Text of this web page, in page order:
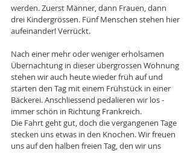
werden. Zuerst Männer, dann Frauen, dann
drei Kindergrössen. Fünf Menschen stehen hier
aufeinander! Verrückt.
Nach einer mehr oder weniger erholsamen
Übernachtung in dieser übergrossen Wohnung
stehen wir auch heute wieder früh auf und
starten den Tag mit einem Frühstück in einer
Bäckerei. Anschliessend pedalieren wir los -
immer schön in Richtung Frankreich.
Die Fahrt geht gut, doch die vergangenen Tage
stecken uns etwas in den Knochen. Wir freuen
uns auf den halben freien Tag, den wir uns